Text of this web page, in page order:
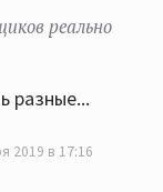
реально
разные...
2019 в 17:16